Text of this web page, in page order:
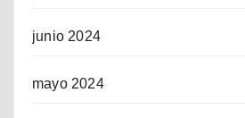
junio 2024
mayo 2024